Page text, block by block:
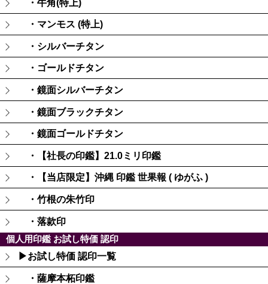
・牛角(特上)
・マンモス (特上)
・シルバーチタン
・ゴールドチタン
・鏡面シルバーチタン
・鏡面ブラックチタン
・鏡面ゴールドチタン
・【社長の印鑑】21.0ミリ印鑑
・【当店限定】沖縄 印鑑 世果報 ( ゆがふ )
・竹根の朱竹印
・落款印
個人用印鑑 お試し特価 認印
▶お試し特価 認印一覧
・薩摩本柘印鑑